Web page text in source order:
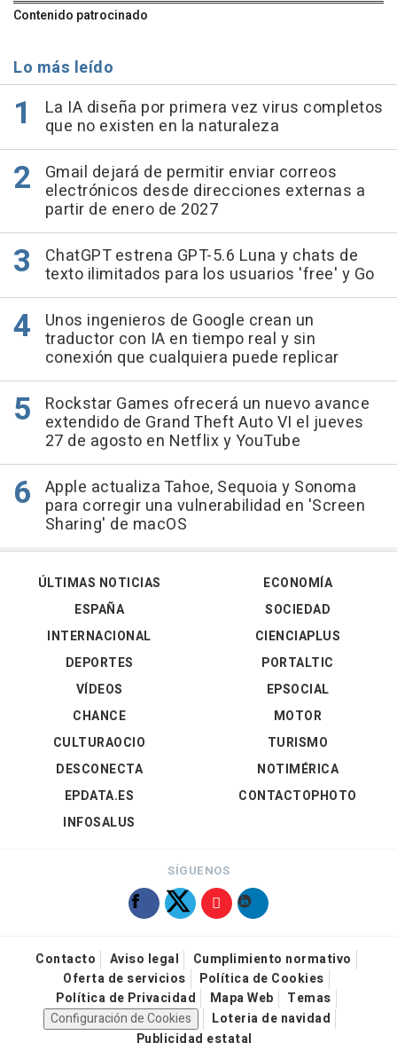
Contenido patrocinado
Lo más leído
La IA diseña por primera vez virus completos
que no existen en la naturaleza
Gmail dejará de permitir enviar correos
electrónicos desde direcciones externas a
partir de enero de 2027
ChatGPT estrena GPT-5.6 Luna y chats de
texto ilimitados para los usuarios 'free' y Go
Unos ingenieros de Google crean un
traductor con IA en tiempo real y sin
conexión que cualquiera puede replicar
Rockstar Games ofrecerá un nuevo avance
extendido de Grand Theft Auto VI el jueves
27 de agosto en Netflix y YouTube
Apple actualiza Tahoe, Sequoia y Sonoma
para corregir una vulnerabilidad en 'Screen
Sharing' de macOS
ÚLTIMAS NOTICIAS
ESPAÑA
INTERNACIONAL
DEPORTES
VÍDEOS
ECONOMÍA
SOCIEDAD
CIENCIAPLUS
PORTALTIC
EPSOCIAL
CHANCE
CULTURAOCIO
DESCONECTA
EPDATA.ES
INFOSALUS
MOTOR
TURISMO
NOTIMÉRICA
CONTACTOPHOTO
SÍGUENOS
Contacto Aviso legal
Cumplimiento normativo
Oferta de servicios
Política de Cookies
Política de Privacidad
Mapa Web
Temas
Configuración de Cookies
Loteria de navidad
Publicidad estatal